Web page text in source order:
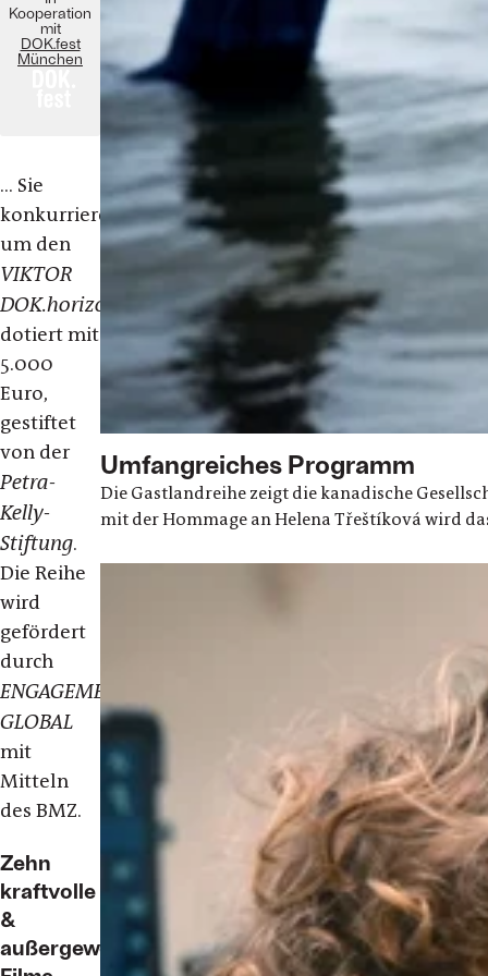
Kooperation
mit
DOK.fest
München
... Sie
konkurrieren
um den
VIKTOR
DOK.horizonte
dotiert mit
5.000
Euro,
gestiftet
von der
Petra-
Kelly-
Stiftung.
Die Reihe
wird
gefördert
durch
ENGAGEMENT
GLOBAL
mit
Mitteln
des BMZ.
Zehn
kraftvolle
&
außergewöhnliche
Umfangreiches Programm
Die Gastlandreihe zeigt die kanadische
mit der Hommage an Helena Třeštíková wird